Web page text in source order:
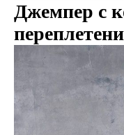
Джемпер с